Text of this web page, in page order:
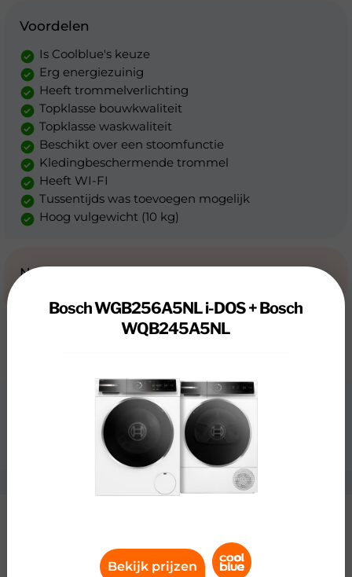
Voordelen
Is Coolblue's keuze
Erg energiezuinig
Heeft trommelverlichting
Topklasse bouwkwaliteit
Topklasse waskwaliteit
Beschikt over een stoomfunctie
Kledingbeschermende trommel
Heeft WI-FI
Tussentijds was toevoegen mogelijk
Hoog vulgewicht (10 kg)
Nadelen
Bosch WGB256A5NL i-DOS + Bosch
WQB245A5NL
Bosch WGB256A5NL i-DOS + Bosch
WQB245A5NL
Bosch WGB256A5NL i-DOS + Bosch
WQB245A5NL
Bekijk prijzen